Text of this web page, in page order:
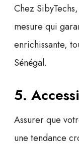
Chez SibyTechs
mesure qui
enrichissante,
Sénégal.
5.
Assurer que
une tendance